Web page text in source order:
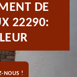
DE
22290:
NOUS !